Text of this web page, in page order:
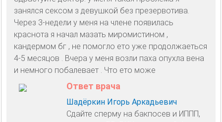
занялся сексом з девушкой без презервотива.
Через 3-недели у меня на члене появилась
краснота я начал мазать миромистином ,
кандермом бг , не помогло ето уже продолжаеться
4-5 месяцов . Вчера у меня возли паха опухла вена
и немного побалевает . Что ето може
Ответ врача
Шадёркин Игорь Аркадьевич
Сдайте сперму на бакпосев и ИППП,